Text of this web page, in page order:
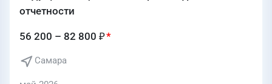
отчетности
56 200 – 82 800 ₽
Самара